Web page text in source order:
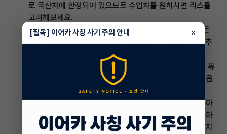
로 국산차에 한정되어 있으므로 수입차를 원하시면 리스를
고려해보세요.
2. 원하는 계약 기간과 약정 거리를 정합니다. 계약 기간은
12개월부터 60개월까지 가능하며, 약정 거리는 초과 시 추
가 비용이 발생할 수 있습니다.
3. 원하는 서비스와 옵션을 선택합니다. 장기렌트는 차량 유
지관리 서비스와 보험료가 포함되어 있습니다. 서비스와 옵
션에 따라 월 대여료가 달라질 수 있습니다.
4. 가격비교 사이트나 업체 홈페이지를 통해 견적을 요청하
거나 받아봅니다. 가격비교 사이트는 다수의 업체와 제휴하
여 최적의 견적을 제공해주는 플랫폼입니다. 업체 홈페이지
[필독] 이어카 사칭 사기 주의 안내 ×